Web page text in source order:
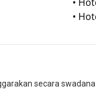
•
secara